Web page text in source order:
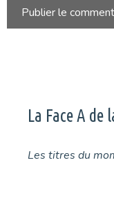
La Face A de
Les titres du